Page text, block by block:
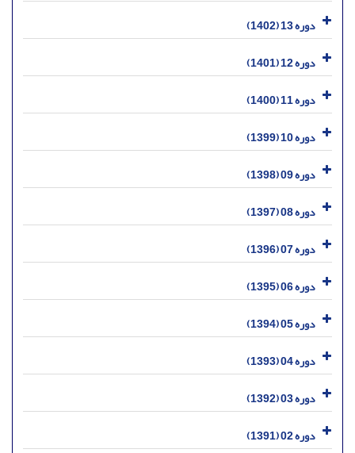
دوره 13 (1402)
دوره 12 (1401)
دوره 11 (1400)
دوره 10 (1399)
دوره 09 (1398)
دوره 08 (1397)
دوره 07 (1396)
دوره 06 (1395)
دوره 05 (1394)
دوره 04 (1393)
دوره 03 (1392)
دوره 02 (1391)